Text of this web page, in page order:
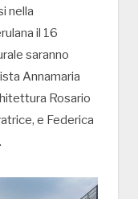
nella
il 16
saranno
Annamaria
Rosario
e Federica